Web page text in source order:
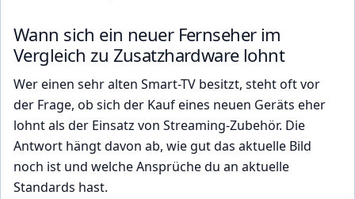
Wann sich ein neuer Fernseher im
Vergleich zu Zusatzhardware lohnt
Wer einen sehr alten Smart-TV besitzt, steht oft vor
der Frage, ob sich der Kauf eines neuen Geräts eher
lohnt als der Einsatz von Streaming-Zubehör. Die
Antwort hängt davon ab, wie gut das aktuelle Bild
noch ist und welche Ansprüche du an aktuelle
Standards hast.